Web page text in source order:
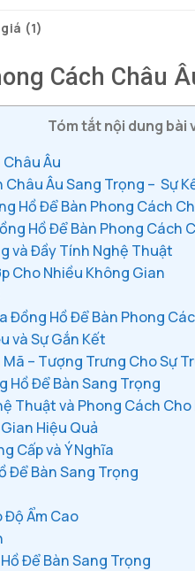
(1)
Cách Châu
Tóm tắt nội dung bài
Âu
Âu Sang Trọng – Sự
Hồ Để Bàn Phong Cách
Hồ Để Bàn Phong Cách
và Đầy Tính Nghệ Thuật
Cho Nhiều Không Gian
Đồng Hồ Để Bàn Phong
và Sự Gắn Kết
– Tượng Trưng Cho Sự
Hồ Để Bàn Sang Trọng
Thuật và Phong Cách
Hiệu Quả
Cấp và Ý Nghĩa
Để Bàn Sang Trọng
Độ Ẩm Cao
Để Bàn Sang Trọng